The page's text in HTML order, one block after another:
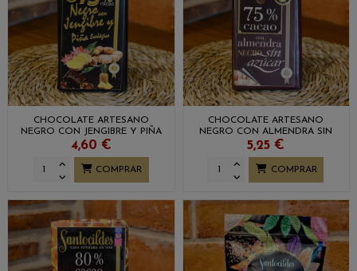
CHOCOLATE ARTESANO
NEGRO CON JENGIBRE Y PIÑA
ECOLÓGICA SANTOCILDES
4,60 €
COMPRAR
CHOCOLATE ARTESANO
NEGRO CON ALMENDRA SIN
AZÚCAR SANTOCILDES
5,25 €
COMPRAR